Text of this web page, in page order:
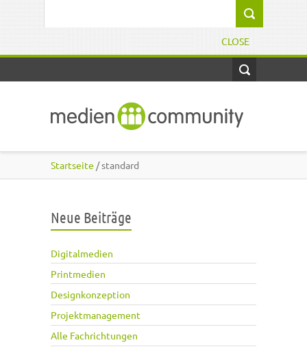
CLOSE
Startseite / standard
Neue Beiträge
Digitalmedien
Printmedien
Designkonzeption
Projektmanagement
Alle Fachrichtungen